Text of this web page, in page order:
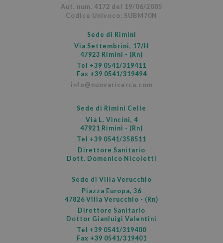
Aut. num. 4172 del 19/06/2005
Codice Univoco: SUBM70N
Sede di Rimini
Via Settembrini, 17/H
47923 Rimini - (Rn)
Tel +39 0541/319411
Fax +39 0541/319494
info@nuovaricerca.com
Sede di Rimini Celle
Via L. Vincini, 4
47921 Rimini - (Rn)
Tel +39 0541/358511
Direttore Sanitario
Dott. Domenico Nicoletti
Sede di Villa Verucchio
Piazza Europa, 36
47826 Villa Verucchio - (Rn)
Direttore Sanitario
Dottor Gianluigi Valentini
Tel +39 0541/319400
Fax +39 0541/319401
CookieScriptConsent